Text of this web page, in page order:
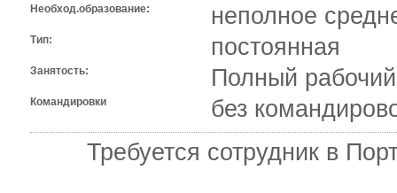
Необход.образование: неполное
Тип: постоянная
Занятость: Полный
Командировки
без
Требуется сотрудник в